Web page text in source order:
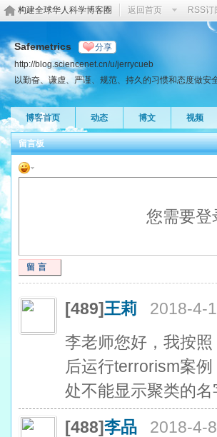
构建全球华人科学博客圈 返回首页 RSS订
Safemetrics 分享
http://blog.sciencenet.cn/u/jerrycueb
以勤奋、谦虚、严谨、规范、持久的习惯和态度做
博客首页 动态 博文 视频
留言板
您需要
留言
[489]王莉
2018-4-
李老师您好，我按
后运行terrorism案
处不能显示聚类的
[488]李品
2018-4-